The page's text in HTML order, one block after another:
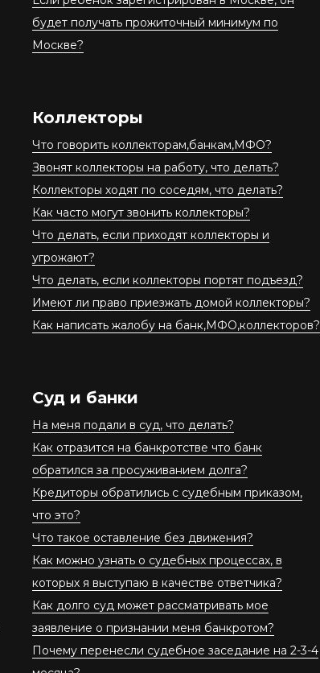
будет получать прожиточный минимум по
Москве?
Коллекторы
Что говорить коллекторам,банкам,МФО?
Звонят коллекторы на работу, что делать?
Коллекторы ходят по соседям, что делать?
Как часто могут звонить коллекторы?
Что делать, если приходят коллекторы и
угрожают?
Что делать, если коллекторы портят подъезд?
Имеют ли право приезжать домой коллекторы?
Как написать жалобу на банк,МФО,коллекторов?
Суд и банки
На меня подали в суд, что делать?
Как отразится на банкротстве что банк
обратился за просуживанием долга?
Кредиторы обратились с судебным приказом,
что это?
Что такое оставление без движения?
Как можно узнать о судебных процессах, в
которых я выступаю в качестве ответчика?
Как долго суд может рассматривать мое
заявление о признании меня банкротом?
Почему перенесли судебное заседание на 2-3-4